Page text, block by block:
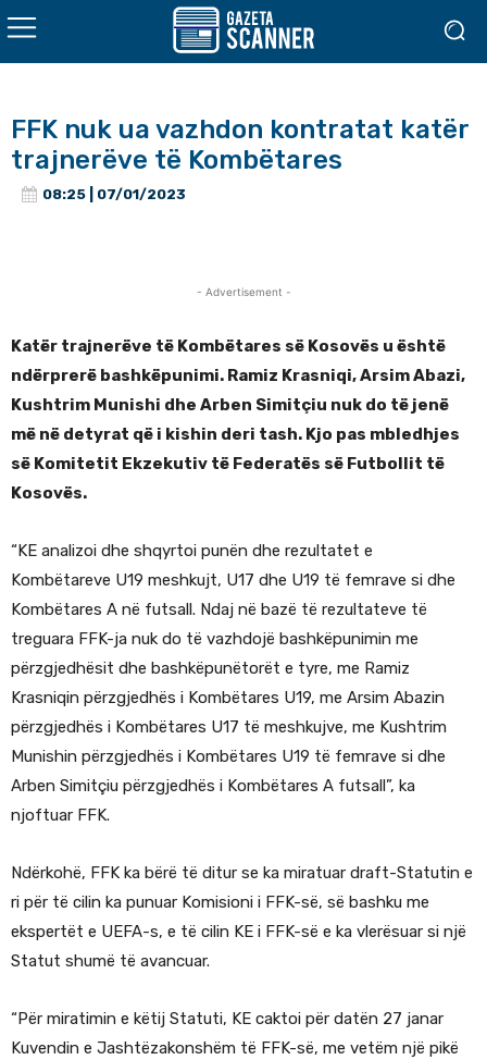
FFK nuk ua vazhdon kontratat katër
trajnerëve të Kombëtares
08:25 | 07/01/2023
- Advertisement -
Katër trajnerëve të Kombëtares së Kosovës u është
ndërprerë bashkëpunimi. Ramiz Krasniqi, Arsim Abazi,
Kushtrim Munishi dhe Arben Simitçiu nuk do të jenë
më në detyrat që i kishin deri tash. Kjo pas mbledhjes
së Komitetit Ekzekutiv të Federatës së Futbollit të
Kosovës.
“KE analizoi dhe shqyrtoi punën dhe rezultatet e
Kombëtareve U19 meshkujt, U17 dhe U19 të femrave si dhe
Kombëtares A në futsall. Ndaj në bazë të rezultateve të
treguara FFK-ja nuk do të vazhdojë bashkëpunimin me
përzgjedhësit dhe bashkëpunëtorët e tyre, me Ramiz
Krasniqin përzgjedhës i Kombëtares U19, me Arsim Abazin
përzgjedhës i Kombëtares U17 të meshkujve, me Kushtrim
Munishin përzgjedhës i Kombëtares U19 të femrave si dhe
Arben Simitçiu përzgjedhës i Kombëtares A futsall”, ka
njoftuar FFK.
Ndërkohë, FFK ka bërë të ditur se ka miratuar draft-Statutin e
ri për të cilin ka punuar Komisioni i FFK-së, së bashku me
ekspertët e UEFA-s, e të cilin KE i FFK-së e ka vlerësuar si një
Statut shumë të avancuar.
“Për miratimin e këtij Statuti, KE caktoi për datën 27 janar
Kuvendin e Jashtëzakonshëm të FFK-së, me vetëm një pikë